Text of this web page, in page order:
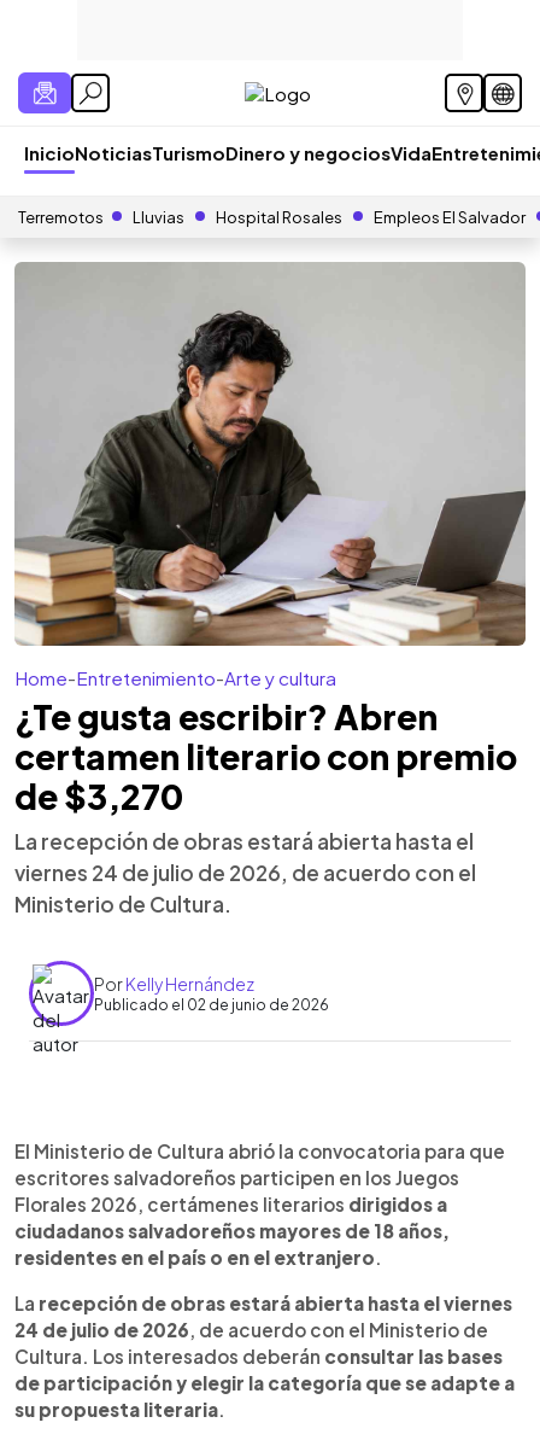
InicioNoticiasTurismoDinero y negociosVida
Terremotos Lluvias Hospital Rosales Empleos El Salvador
Home-Entretenimiento-Arte y cultura
¿Te gusta escribir? Abren
certamen literario con premio
de $3,270
La recepción de obras estará abierta hasta el
viernes 24 de julio de 2026, de acuerdo con el
Ministerio de Cultura.
PorKelly Hernández
Publicado el 02 de junio de 2026
► Escuchar artículo
Los escritores salvadoreños mayores de 18 años
ya pueden participar en los Juegos Florales 2026,
cuya convocatoria permanecerá abierta hasta el
24 de julio. El certamen, organizado por el
Ministerio de Cultura a través de la Comisión
Nacional Organizadora de los Juegos Florales,
está dirigido a salvadoreños residentes en el país
o en el extranjero. La convocatoria incluye
categorías literarias en los 14 departamentos del
país. Cada participante podrá concursar en una
sola rama literaria. Los premios consisten en una
gratificación equivalente a ocho salarios mínimos
El Ministerio de Cultura abrió la convocatoria para que
escritores salvadoreños participen en los Juegos
Florales 2026, certámenes literarios dirigidos a
ciudadanos salvadoreños mayores de 18 años,
residentes en el país o en el extranjero.
La recepción de obras estará abierta hasta el viernes
24 de julio de 2026, de acuerdo con el Ministerio de
Cultura. Los interesados deberán consultar las bases
de participación y elegir la categoría que se adapte a
su propuesta literaria.